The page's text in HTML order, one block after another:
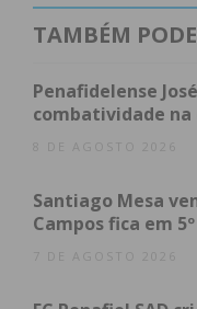
TAMBÉM
Penafidelense
combatividade
8 DE AGOSTO 2026
Santiago Mesa
Campos fica em
7 DE AGOSTO 2026